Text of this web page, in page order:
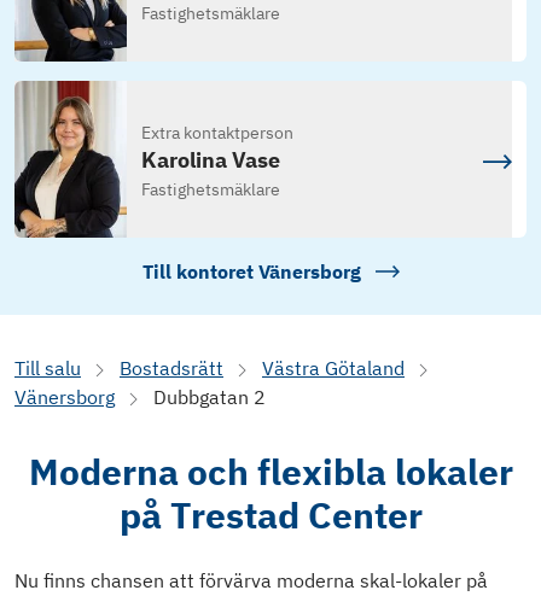
Fastighetsmäklare
Extra kontaktperson
Karolina Vase
Fastighetsmäklare
Till kontoret Vänersborg
Till salu Bostadsrätt
Västra Götaland
Vänersborg
Dubbgatan 2
Moderna och flexibla lokaler
på Trestad Center
Nu finns chansen att förvärva moderna skal-lokaler på